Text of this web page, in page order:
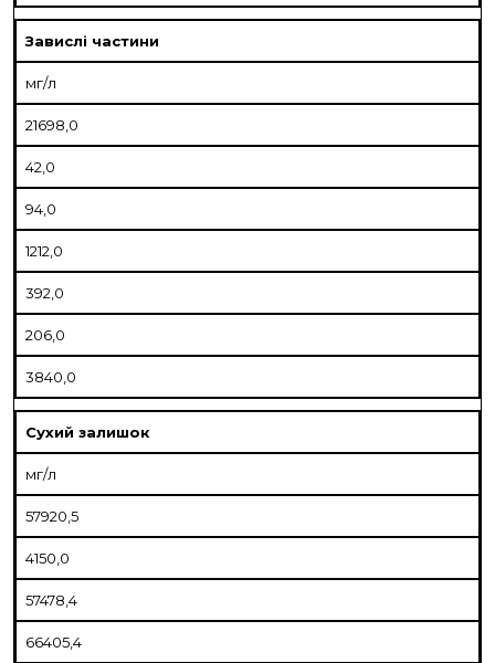
Завислі частини
мг/л
21698,0
42,0
94,0
1212,0
392,0
206,0
3840,0
Сухий залишок
мг/л
57920,5
4150,0
57478,4
66405,4